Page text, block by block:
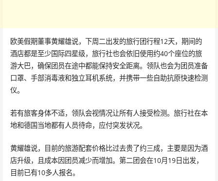
欧美假期董事黄耀雄说，下周二出发的旅行团行程12天，期间的
酒店都是至少国际四星级，旅行社也会依旧使用约40个座位的旅
游大巴，确保团员在途中都能保持安全距离。领队也会为团员准备
口罩、手部消毒液和独立耳机系统，并携带一些自助抗原快速检测
仪。
若有旅客身体不适，领队会视情况让所有人接受检测。旅行社在本
地和德国当地都有人员待命，应付突发状况。
黄耀雄说，目前的旅游配套价格比过去贵了约三成，主要是因为酒
店升级，且成本因团员减少而增加。第二团会在10月19日出发，
目前已有10多人报名。